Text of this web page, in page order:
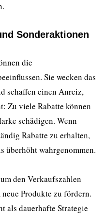
Sonderaktionen
die
Sie wecken das
schaffen einen Anreiz,
Zu viele Rabatte können
schädigen. Wenn
Rabatte zu erhalten,
überhöht wahrgenommen.
den Verkaufszahlen
Produkte zu fördern.
als dauerhafte Strategie